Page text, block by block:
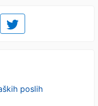
poslih